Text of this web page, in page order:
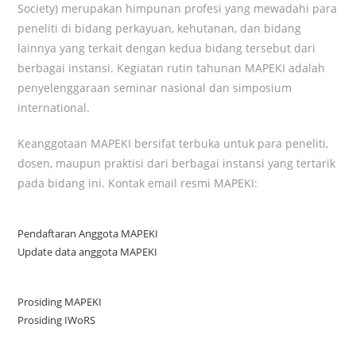
Society) merupakan himpunan profesi yang mewadahi para
peneliti di bidang perkayuan, kehutanan, dan bidang
lainnya yang terkait dengan kedua bidang tersebut dari
berbagai instansi. Kegiatan rutin tahunan MAPEKI adalah
penyelenggaraan seminar nasional dan simposium
international.
Keanggotaan MAPEKI bersifat terbuka untuk para peneliti,
dosen, maupun praktisi dari berbagai instansi yang tertarik
pada bidang ini. Kontak email resmi MAPEKI:
Pendaftaran Anggota MAPEKI
Update data anggota MAPEKI
Prosiding MAPEKI
Prosiding IWoRS